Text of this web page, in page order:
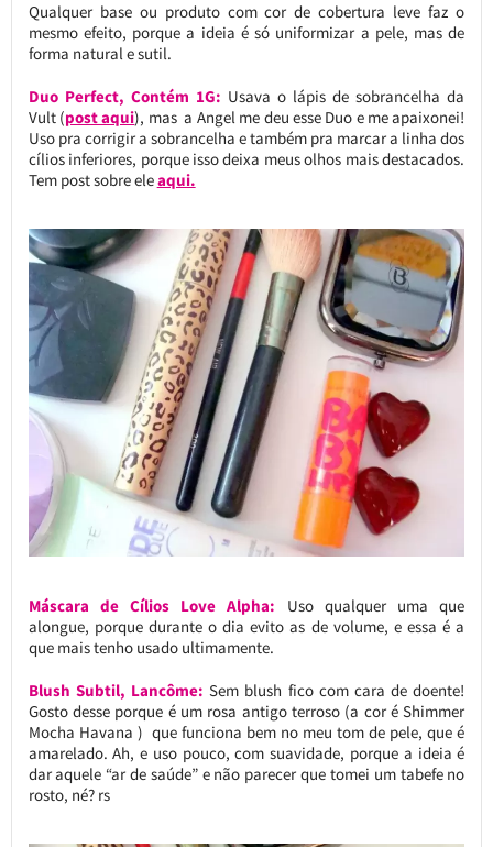
Qualquer base ou produto com cor de cobertura leve faz o
mesmo efeito, porque a ideia é só uniformizar a pele, mas de
forma natural e sutil.
Duo Perfect, Contém 1G: Usava o lápis de sobrancelha da
Vult (post aqui), mas a Angel me deu esse Duo e me apaixonei!
Uso pra corrigir a sobrancelha e também pra marcar a linha dos
cílios inferiores, porque isso deixa meus olhos mais destacados.
Tem post sobre eleaqui.
Máscara de Cílios Love Alpha: Uso qualquer uma que
alongue, porque durante o dia evito as de volume, e essa é a
que mais tenho usado ultimamente.
Blush Subtil, Lancôme: Sem blush fico com cara de doente!
Gosto desse porque é um rosa antigo terroso (a cor é Shimmer
Mocha Havana ) que funciona bem no meu tom de pele, que é
amarelado. Ah, e uso pouco, com suavidade, porque a ideia é
dar aquele “ar de saúde” e não parecer que tomei um tabefe no
rosto, né? rs